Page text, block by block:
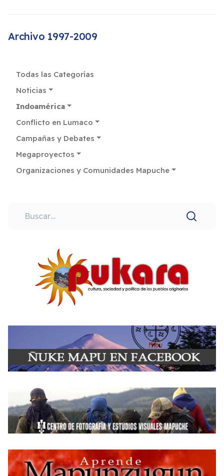
Archivo 1997-2009
Todas las Categorías
Noticias
Indoamérica
Conflicto en Lumaco
Campañas y Debates
Megaproyectos
Organizaciones y Comunidades Mapuche